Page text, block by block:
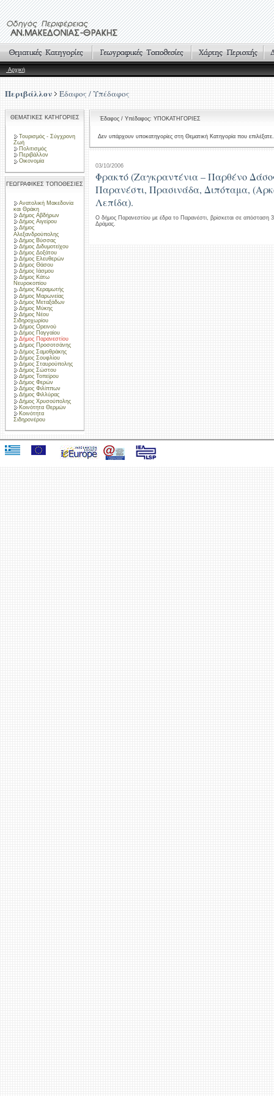
Αρχική
Περιβάλλον Έδαφος / Υπέδαφος
ΘΕΜΑΤΙΚΕΣ ΚΑΤΗΓΟΡΙΕΣ
Τουρισμός - Σύγχρονη
Ζωή
Πολιτισμός
Περιβάλλον
Οικονομία
ΓΕΩΓΡΑΦΙΚΕΣ ΤΟΠΟΘΕΣΙΕΣ
Ανατολική Μακεδονία
και Θράκη
Δήμος Αβδήρων
Δήμος Αιγείρου
Δήμος
Αλεξανδρούπολης
Δήμος Βύσσας
Δήμος Διδυμοτείχου
Δήμος Δοξάτου
Δήμος Ελευθερών
Δήμος Θάσου
Δήμος Ιάσμου
Δήμος Κάτω
Νευροκοπίου
Δήμος Κεραμωτής
Δήμος Μαρωνείας
Δήμος Μεταξάδων
Δήμος Μύκης
Δήμος Νέου
Σιδηροχωρίου
Δήμος Ορεινού
Δήμος Παγγαίου
Δήμος Παρανεστίου
Δήμος Προσοτσάνης
Δήμος Σαμοθράκης
Δήμος Σουφλίου
Δήμος Σταυρούπολης
Δήμος Σώστου
Δήμος Τοπείρου
Δήμος Φερών
Δήμος Φιλίππων
Δήμος Φιλλύρας
Δήμος Χρυσούπολης
Κοινότητα Θερμών
Κοινότητα
Σιδηρονέρου
Έδαφος / Υπέδαφος: ΥΠΟΚΑΤΗΓΟΡΙΕΣ
Δεν υπάρχουν υποκατηγορίες στη Θεματική Κατηγορία που επιλέξατε.
03/10/2006
Φρακτό (Ζαγκραντένια – Παρθένο
Παρανέστι, Πρασινάδα, Διπόταμα,
Λεπίδα).
Ο δήμος Παρανεστίου με έδρα το Παρανέστι, βρίσκεται σε απόσταση
Δράμας.